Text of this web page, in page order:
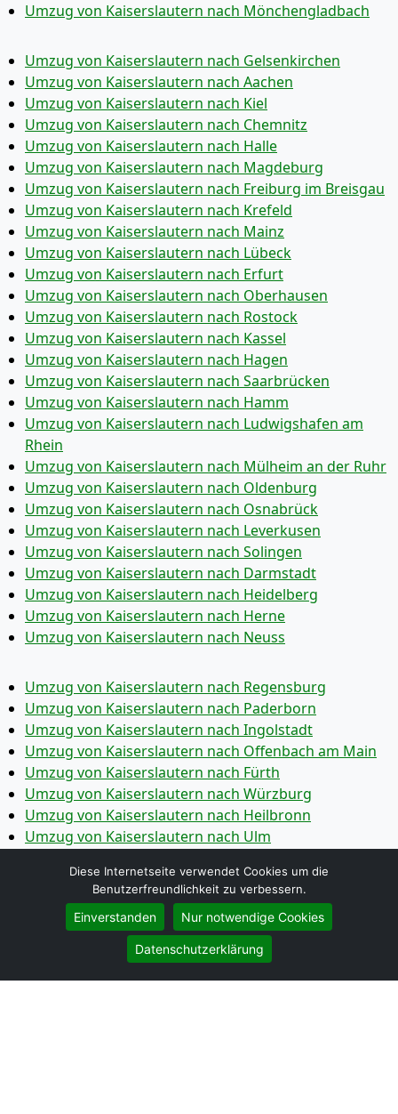
Umzug von Kaiserslautern nach Mönchen­gladbach
Umzug von Kaiserslautern nach Gelsenkirchen
Umzug von Kaiserslautern nach Aachen
Umzug von Kaiserslautern nach Kiel
Umzug von Kaiserslautern nach Chemnitz
Umzug von Kaiserslautern nach Halle
Umzug von Kaiserslautern nach Magdeburg
Umzug von Kaiserslautern nach Freiburg im Breisgau
Umzug von Kaiserslautern nach Krefeld
Umzug von Kaiserslautern nach Mainz
Umzug von Kaiserslautern nach Lübeck
Umzug von Kaiserslautern nach Erfurt
Umzug von Kaiserslautern nach Oberhausen
Umzug von Kaiserslautern nach Rostock
Umzug von Kaiserslautern nach Kassel
Umzug von Kaiserslautern nach Hagen
Umzug von Kaiserslautern nach Saarbrücken
Umzug von Kaiserslautern nach Hamm
Umzug von Kaiserslautern nach Ludwigshafen am
Rhein
Umzug von Kaiserslautern nach Mülheim an der Ruhr
Umzug von Kaiserslautern nach Oldenburg
Umzug von Kaiserslautern nach Osnabrück
Umzug von Kaiserslautern nach Leverkusen
Umzug von Kaiserslautern nach Solingen
Umzug von Kaiserslautern nach Darmstadt
Umzug von Kaiserslautern nach Heidelberg
Umzug von Kaiserslautern nach Herne
Umzug von Kaiserslautern nach Neuss
Umzug von Kaiserslautern nach Regensburg
Umzug von Kaiserslautern nach Paderborn
Umzug von Kaiserslautern nach Ingolstadt
Umzug von Kaiserslautern nach Offenbach am Main
Umzug von Kaiserslautern nach Fürth
Umzug von Kaiserslautern nach Würzburg
Umzug von Kaiserslautern nach Heilbronn
Umzug von Kaiserslautern nach Ulm
Umzug von Kaiserslautern nach Wolfsburg
Umzug von Kaiserslautern nach Bottrop
Umzug von Kaiserslautern nach Göttingen
Umzug von Kaiserslautern nach Reutlingen
Umzug von Kaiserslautern nach Bremer­haven
Umzug von Kaiserslautern nach Koblenz
Diese Internetseite verwendet Cookies um die
Benutzerfreundlichkeit zu verbessern.
Einverstanden Nur notwendige Cookies
Datenschutzerklärung